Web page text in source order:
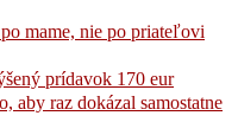
mame, nie po priateľovi
prídavok 170 eur
raz dokázal samostatne